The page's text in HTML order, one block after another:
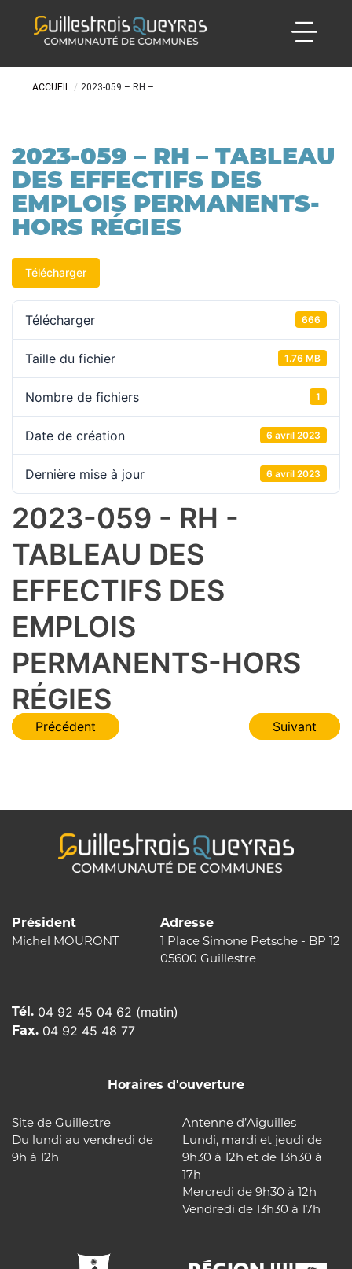
ACCUEIL / 2023-059 – RH –...
2023-059 – RH – TABLEAU
DES EFFECTIFS DES
EMPLOIS PERMANENTS-
HORS RÉGIES
Télécharger
Télécharger 666
Taille du fichier 1.76 MB
Nombre de fichiers 1
Date de création 6 avril 2023
Dernière mise à jour 6 avril 2023
2023-059 - RH -
TABLEAU DES
EFFECTIFS DES
EMPLOIS
PERMANENTS-HORS
RÉGIES
Navigation
Précédent Suivant
Président
Michel MOURONT
Adresse
1 Place Simone Petsche - BP 12
05600 Guillestre
Tél. 04 92 45 04 62 (matin)
Fax. 04 92 45 48 77
Horaires d'ouverture
Site de Guillestre
Du lundi au vendredi de
9h à 12h
Antenne d’Aiguilles
Lundi, mardi et jeudi de
9h30 à 12h et de 13h30 à
17h
Mercredi de 9h30 à 12h
Vendredi de 13h30 à 17h